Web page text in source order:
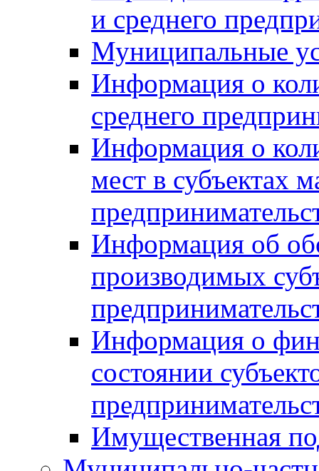
и среднего
Муниципальные
Информация о
среднего
Информация о
мест в субъектах
Информация об
производимых
Информация о
состоянии
Имущественная